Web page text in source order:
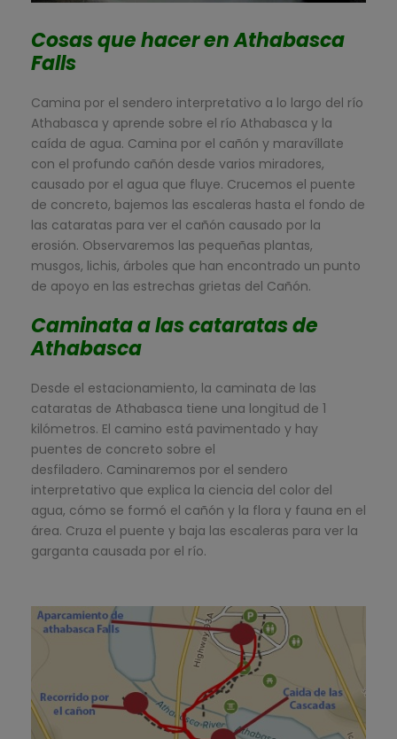
Cosas que hacer en Athabasca
Falls
Camina por el sendero interpretativo a lo largo del río
Athabasca y aprende sobre el río Athabasca y la
caída de agua. Camina por el cañón y maravíllate
con el profundo cañón desde varios miradores,
causado por el agua que fluye. Crucemos el puente
de concreto, bajemos las escaleras hasta el fondo de
las cataratas para ver el cañón causado por la
erosión. Observaremos las pequeñas plantas,
musgos, lichis, árboles que han encontrado un punto
de apoyo en las estrechas grietas del Cañón.
Caminata a las cataratas de
Athabasca
Desde el estacionamiento, la caminata de las
cataratas de Athabasca tiene una longitud de 1
kilómetros. El camino está pavimentado y hay
puentes de concreto sobre el
desfiladero. Caminaremos por el sendero
interpretativo que explica la ciencia del color del
agua, cómo se formó el cañón y la flora y fauna en el
área. Cruza el puente y baja las escaleras para ver la
garganta causada por el río.